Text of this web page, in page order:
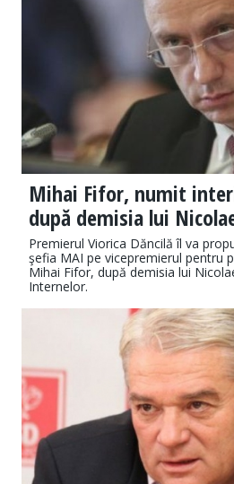
Mihai Fifor, numit
după demisia lui
Premierul Viorica Dăncilă îl va
şefia MAI pe vicepremierul pentru
Mihai Fifor, după demisia lui
Internelor.